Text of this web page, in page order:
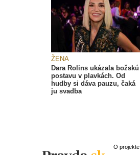
ŽENA
Dara Rolins ukázala božskú
postavu v plavkách. Od
hudby si dáva pauzu, čaká
ju svadba
O projekte